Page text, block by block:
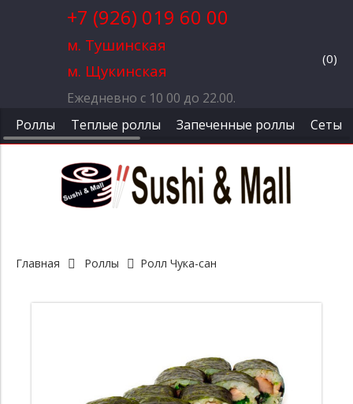
+7 (926) 019 60 00
м. Тушинская
м. Щукинская
Ежедневно с 10 00 до 22.00.
(0)
Роллы Теплые роллы Запеченные роллы Сеты
Главная Роллы Ролл Чука-сан